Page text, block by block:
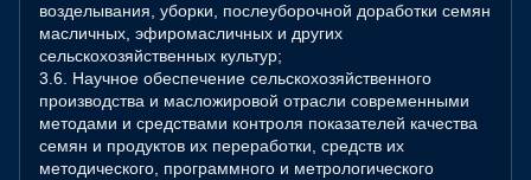
возделывания, уборки, послеуборочной доработки семян
масличных, эфиромасличных и других
сельскохозяйственных культур;
3.6. Научное обеспечение сельскохозяйственного
производства и масложировой отрасли современными
методами и средствами контроля показателей качества
семян и продуктов их переработки, средств их
методического, программного и метрологического